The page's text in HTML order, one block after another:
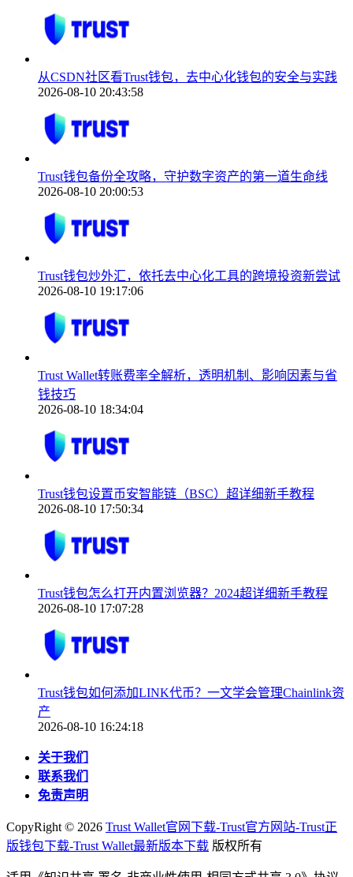
从CSDN社区看Trust钱包，去中心化钱包的安全与实践
2026-08-10 20:43:58
Trust钱包备份全攻略，守护数字资产的第一道生命线
2026-08-10 20:00:53
Trust钱包炒外汇，依托去中心化工具的跨境投资新尝试
2026-08-10 19:17:06
Trust Wallet转账费率全解析，透明机制、影响因素与省
钱技巧
2026-08-10 18:34:04
Trust钱包设置币安智能链（BSC）超详细新手教程
2026-08-10 17:50:34
Trust钱包怎么打开内置浏览器？2024超详细新手教程
2026-08-10 17:07:28
Trust钱包如何添加LINK代币？一文学会管理Chainlink资
产
2026-08-10 16:24:18
关于我们
联系我们
免责声明
CopyRight © 2026 Trust Wallet官网下载-Trust官方网站-Trust正
版钱包下载-Trust Wallet最新版本下载 版权所有